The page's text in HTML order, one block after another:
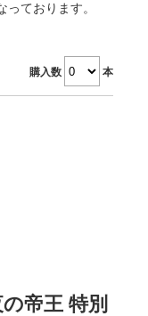
ております。
購入数 本
帝王 特別